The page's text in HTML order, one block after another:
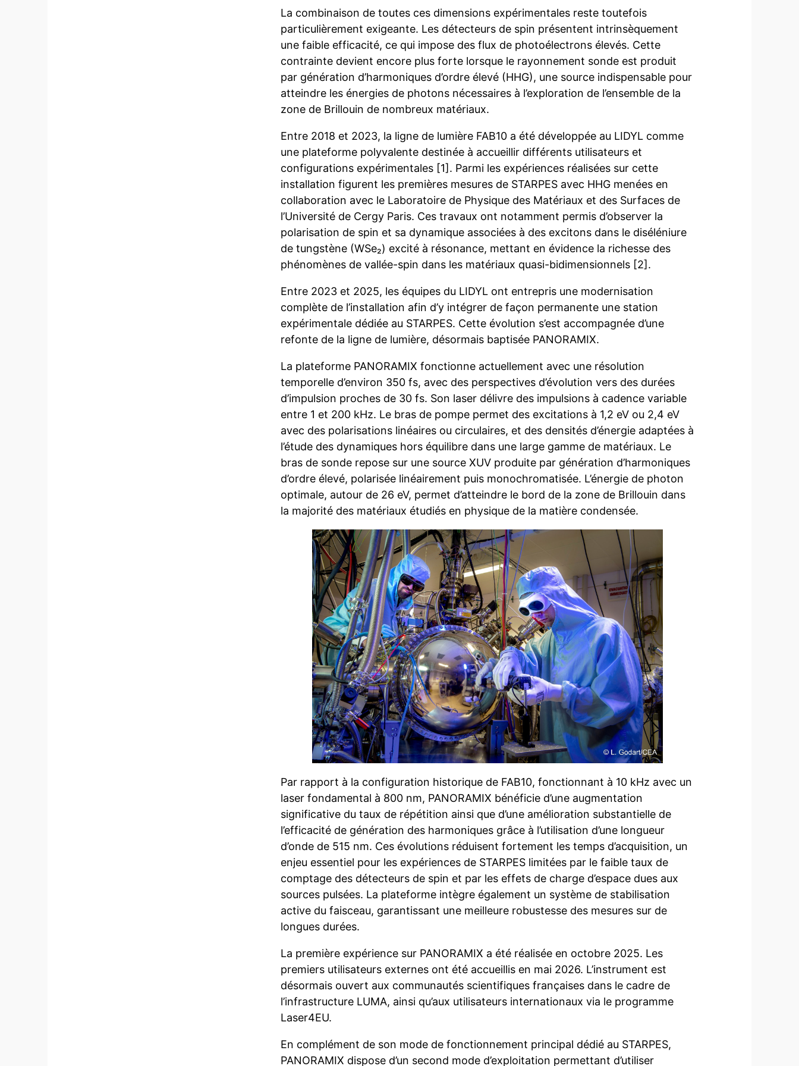
La combinaison de toutes ces dimensions expérimentales reste toutefois
particulièrement exigeante. Les détecteurs de spin présentent intrinsèquement
une faible efficacité, ce qui impose des flux de photoélectrons élevés. Cette
contrainte devient encore plus forte lorsque le rayonnement sonde est produit
par génération d’harmoniques d’ordre élevé (HHG), une source indispensable pour
atteindre les énergies de photons nécessaires à l’exploration de l’ensemble de la
zone de Brillouin de nombreux matériaux.
Entre 2018 et 2023, la ligne de lumière FAB10 a été développée au LIDYL comme
une plateforme polyvalente destinée à accueillir différents utilisateurs et
configurations expérimentales [1]. Parmi les expériences réalisées sur cette
installation figurent les premières mesures de STARPES avec HHG menées en
collaboration avec le Laboratoire de Physique des Matériaux et des Surfaces de
l’Université de Cergy Paris. Ces travaux ont notamment permis d’observer la
polarisation de spin et sa dynamique associées à des excitons dans le diséléniure
de tungstène (WSe₂) excité à résonance, mettant en évidence la richesse des
phénomènes de vallée-spin dans les matériaux quasi-bidimensionnels [2].
Entre 2023 et 2025, les équipes du LIDYL ont entrepris une modernisation
complète de l’installation afin d’y intégrer de façon permanente une station
expérimentale dédiée au STARPES. Cette évolution s’est accompagnée d’une
refonte de la ligne de lumière, désormais baptisée PANORAMIX.
La plateforme PANORAMIX fonctionne actuellement avec une résolution
temporelle d’environ 350 fs, avec des perspectives d’évolution vers des durées
d’impulsion proches de 30 fs. Son laser délivre des impulsions à cadence variable
entre 1 et 200 kHz. Le bras de pompe permet des excitations à 1,2 eV ou 2,4 eV
avec des polarisations linéaires ou circulaires, et des densités d’énergie adaptées à
l’étude des dynamiques hors équilibre dans une large gamme de matériaux. Le
bras de sonde repose sur une source XUV produite par génération d’harmoniques
d’ordre élevé, polarisée linéairement puis monochromatisée. L’énergie de photon
optimale, autour de 26 eV, permet d’atteindre le bord de la zone de Brillouin dans
la majorité des matériaux étudiés en physique de la matière condensée.
Par rapport à la configuration historique de FAB10, fonctionnant à 10 kHz avec un
laser fondamental à 800 nm, PANORAMIX bénéficie d’une augmentation
significative du taux de répétition ainsi que d’une amélioration substantielle de
l’efficacité de génération des harmoniques grâce à l’utilisation d’une longueur
d’onde de 515 nm. Ces évolutions réduisent fortement les temps d’acquisition, un
enjeu essentiel pour les expériences de STARPES limitées par le faible taux de
comptage des détecteurs de spin et par les effets de charge d’espace dues aux
sources pulsées. La plateforme intègre également un système de stabilisation
active du faisceau, garantissant une meilleure robustesse des mesures sur de
longues durées.
La première expérience sur PANORAMIX a été réalisée en octobre 2025. Les
premiers utilisateurs externes ont été accueillis en mai 2026. L’instrument est
désormais ouvert aux communautés scientifiques françaises dans le cadre de
l’infrastructure LUMA, ainsi qu’aux utilisateurs internationaux via le programme
Laser4EU.
En complément de son mode de fonctionnement principal dédié au STARPES,
PANORAMIX dispose d’un second mode d’exploitation permettant d’utiliser